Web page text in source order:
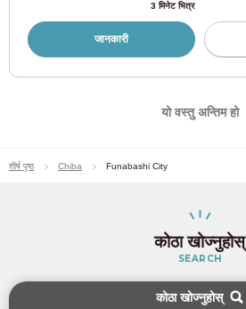
3 मिनेट भित्र
जानकारी
यो वस्तु अन्तिम हो
शीर्ष पृष्ठ Chiba Funabashi City
Keihan Main लाइन
(8)
हान्काई इलेक्ट्रिक ट्रामवे
कोठा खोज्नुहोस्
SEARCH
कोठा खोज्नुहोस्